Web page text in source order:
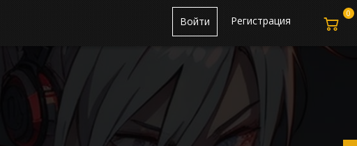
Регистрация
Войти
0